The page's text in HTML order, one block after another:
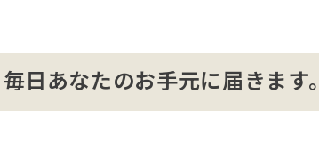
日あなたのお手元に届きます。